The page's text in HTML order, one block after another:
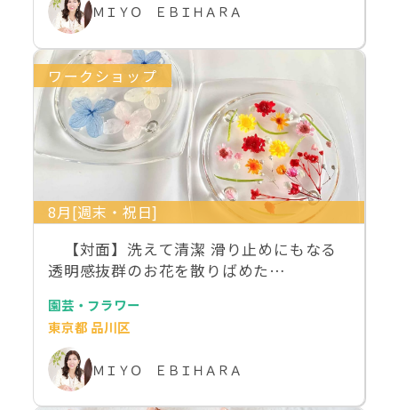
ＭＩＹＯ ＥＢＩＨＡＲＡ
ワークショップ
8月[週末・祝日]
【対面】洗えて清潔 滑り止めにもなる
透明感抜群のお花を散りばめた…
園芸・フラワー
東京都 品川区
ＭＩＹＯ ＥＢＩＨＡＲＡ